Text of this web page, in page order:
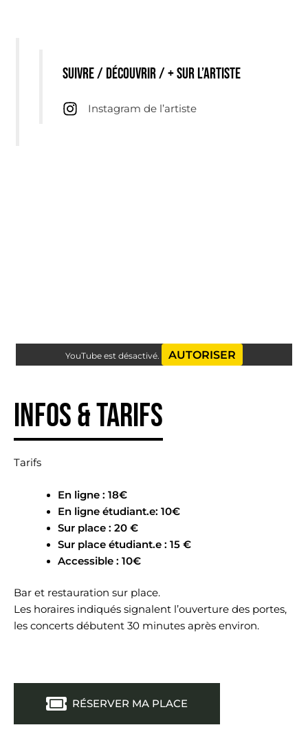
Suivre / découvrir / + sur l’artiste
Instagram de l’artiste
YouTube est désactivé. AUTORISER
Infos & tarifs
Tarifs
En ligne : 18€
En ligne étudiant.e: 10€
Sur place : 20 €
Sur place étudiant.e : 15 €
Accessible : 10€
Bar et restauration sur place.
Les horaires indiqués signalent l’ouverture des portes,
les concerts débutent 30 minutes après environ.
RÉSERVER MA PLACE